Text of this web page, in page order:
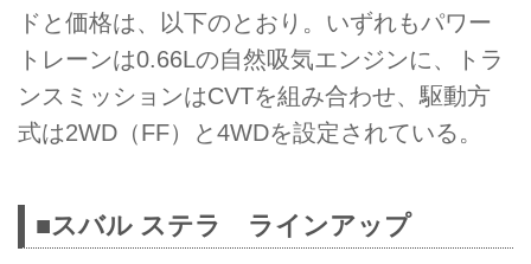
ドと価格は、以下のとおり。いずれもパワー
トレーンは0.66Lの自然吸気エンジンに、トラ
ンスミッションはCVTを組み合わせ、駆動方
式は2WD（FF）と4WDを設定されている。
■スバル ステラ ラインアップ